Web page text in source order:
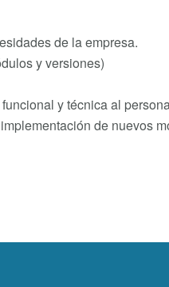
de la empresa.
y versiones)
y técnica al
de nuevos